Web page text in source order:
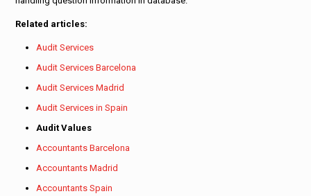
Related articles:
Audit Services
Audit Services Barcelona
Audit Services Madrid
Audit Services in Spain
Audit Values
Accountants Barcelona
Accountants Madrid
Accountants Spain